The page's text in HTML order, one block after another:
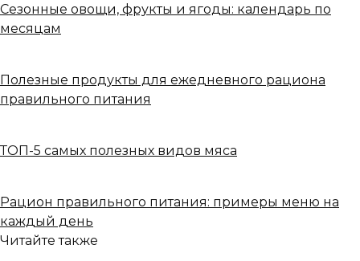
Сезонные овощи, фрукты и ягоды: календарь по
месяцам
Полезные продукты для ежедневного рациона
правильного питания
ТОП-5 самых полезных видов мяса
Рацион правильного питания: примеры меню на
каждый день
Читайте также